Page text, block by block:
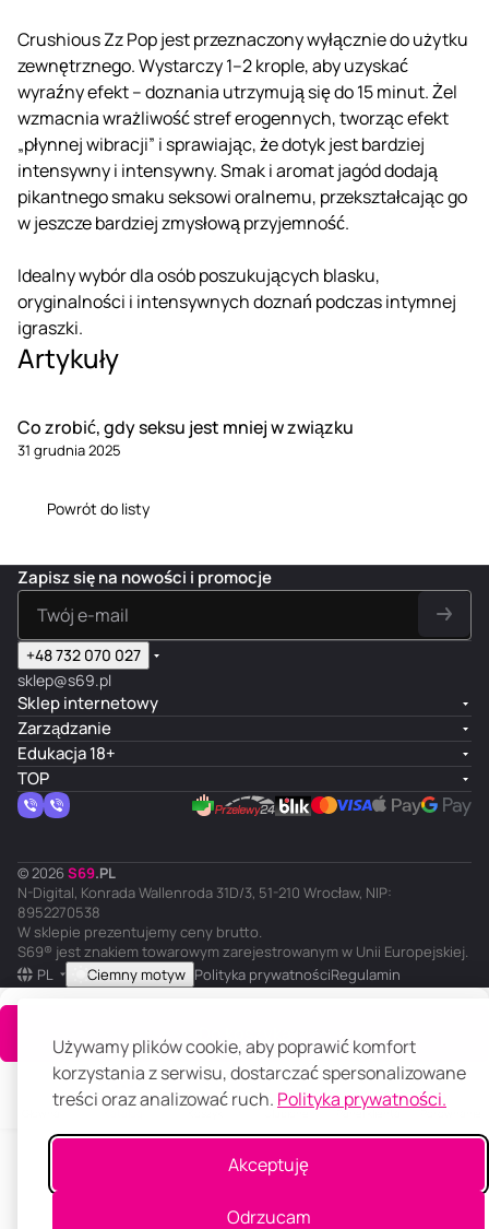
Używamy plików cookie, aby poprawić komfort
korzystania z serwisu, dostarczać spersonalizowane
treści oraz analizować ruch. Polityka prywatności.
Akceptuję
Odrzucam
Crushious Zz Pop jest przeznaczony wyłącznie do użytku
zewnętrznego. Wystarczy 1–2 krople, aby uzyskać
wyraźny efekt – doznania utrzymują się do 15 minut. Żel
wzmacnia wrażliwość stref erogennych, tworząc efekt
„płynnej wibracji” i sprawiając, że dotyk jest bardziej
intensywny i intensywny. Smak i aromat jagód dodają
pikantnego smaku seksowi oralnemu, przekształcając go
w jeszcze bardziej zmysłową przyjemność.
Idealny wybór dla osób poszukujących blasku,
oryginalności i intensywnych doznań podczas intymnej
igraszki.
Artykuły
Co zrobić, gdy seksu jest mniej w związku
31 grudnia 2025
Powrót do listy
Panel klienta
Zapisz się na nowości i promocje
+48 732 070 027
sklep@s69.pl
Sklep internetowy
Zarządzanie
Edukacja 18+
TOP
© 2026 S69.PL
N-Digital, Konrada Wallenroda 31D/3, 51-210 Wrocław, NIP:
8952270538
W sklepie prezentujemy ceny brutto.
S69® jest znakiem towarowym zarejestrowanym w Unii Europejskiej.
PL
Ciemny motyw Polityka prywatnościRegulamin